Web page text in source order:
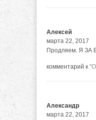
Алексей
марта 22, 2017
Продляем. Я ЗА
комментарий к
Александр
марта 22, 2017